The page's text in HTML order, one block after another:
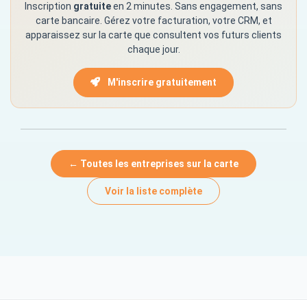
Inscription gratuiteen 2 minutes. Sans engagement, sans
carte bancaire. Gérez votre facturation, votre CRM, et
apparaissez sur la carte que consultent vos futurs clients
chaque jour.
M'inscrire gratuitement
← Toutes les entreprises sur la carte
Voir la liste complète